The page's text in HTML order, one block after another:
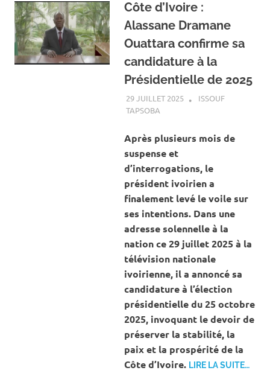
Côte d’Ivoire :
Alassane Dramane
Ouattara confirme sa
candidature à la
Présidentielle de 2025
29 JUILLET 2025
ISSOUF
TAPSOBA
Après plusieurs mois de
suspense et
d’interrogations, le
président ivoirien a
finalement levé le voile sur
ses intentions. Dans une
adresse solennelle à la
nation ce 29 juillet 2025 à la
télévision nationale
ivoirienne, il a annoncé sa
candidature à l’élection
présidentielle du 25 octobre
2025, invoquant le devoir de
préserver la stabilité, la
paix et la prospérité de la
Côte d’Ivoire. LIRE LA SUITE…